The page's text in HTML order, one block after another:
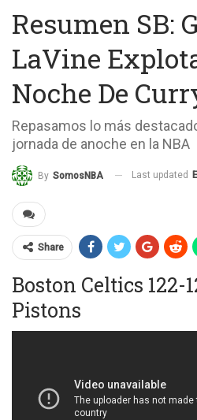
Resumen SB:
LaVine
Noche De
Repasamos lo más
jornada de anoche en la NBA
By SomosNBA Last updated
Share
Boston Celtics 122-
Pistons